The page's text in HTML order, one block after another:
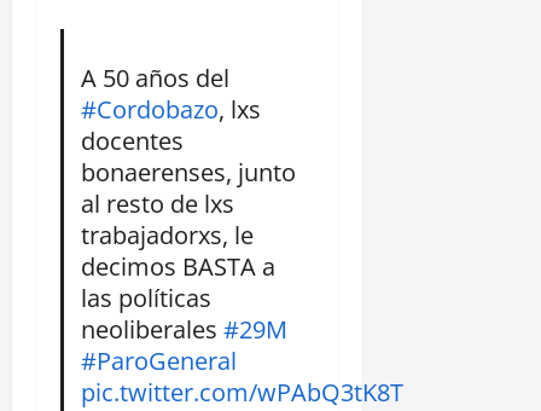
A 50 años del
#Cordobazo, lxs
docentes
bonaerenses, junto
al resto de lxs
trabajadorxs, le
decimos BASTA a
las políticas
neoliberales #29M
#ParoGeneral
pic.twitter.com/wPAbQ3tK8T